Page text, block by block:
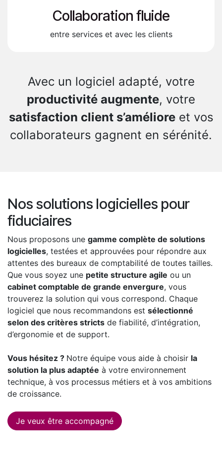
Collaboration fluide
entre services et avec les clients
Avec un logiciel adapté, votre
productivité augmente, votre
satisfaction client s’amélioreet vos
collaborateurs gagnent en sérénité.
Nos solutions logicielles pour
fiduciaires
Nous proposons une gamme complète de solutions
logicielles, testées et approuvées pour répondre aux
attentes des bureaux de comptabilité de toutes tailles.
Que vous soyez une petite structure agile ou un
cabinet comptable de grande envergure, vous
trouverez la solution qui vous correspond. Chaque
logiciel que nous recommandons est sélectionné
selon des critères stricts de fiabilité, d’intégration,
d’ergonomie et de support.
Vous hésitez ? Notre équipe vous aide à choisir la
solution la plus adaptée à votre environnement
technique, à vos processus métiers et à vos ambitions
de croissance.
Je veux être accompagné